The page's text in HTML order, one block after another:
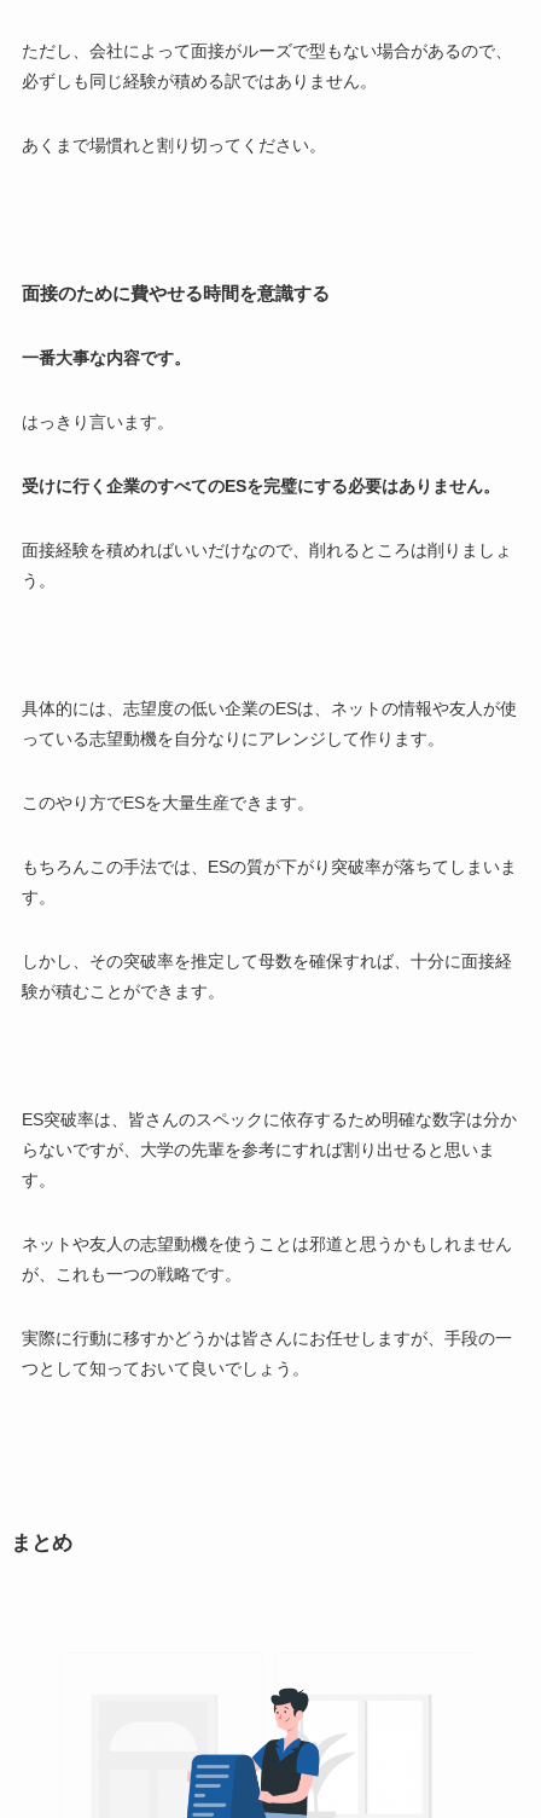
ただし、会社によって面接がルーズで型もない場合があるので、
必ずしも同じ経験が積める訳ではありません。
あくまで場慣れと割り切ってください。
面接のために費やせる時間を意識する
一番大事な内容です。
はっきり言います。
受けに行く企業のすべてのESを完璧にする必要はありません。
面接経験を積めればいいだけなので、削れるところは削りましょ
う。
具体的には、志望度の低い企業のESは、ネットの情報や友人が使
っている志望動機を自分なりにアレンジして作ります。
このやり方でESを大量生産できます。
もちろんこの手法では、ESの質が下がり突破率が落ちてしまいま
す。
しかし、その突破率を推定して母数を確保すれば、十分に面接経
験が積むことができます。
ES突破率は、皆さんのスペックに依存するため明確な数字は分か
らないですが、大学の先輩を参考にすれば割り出せると思いま
す。
ネットや友人の志望動機を使うことは邪道と思うかもしれません
が、これも一つの戦略です。
実際に行動に移すかどうかは皆さんにお任せしますが、手段の一
つとして知っておいて良いでしょう。
まとめ